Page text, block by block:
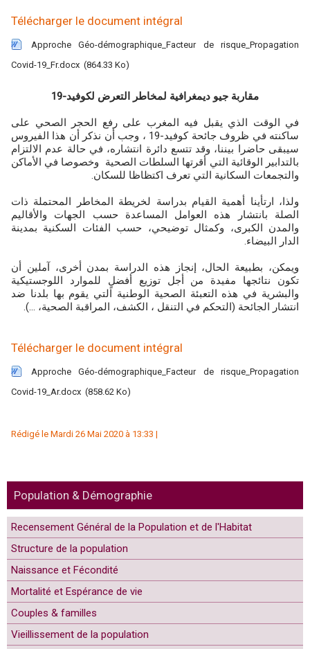
Population & Démographie
Recensement Général de la Population et de l'Habitat
Structure de la population
Naissance et Fécondité
Mortalité et Espérance de vie
Couples & familles
Vieillissement de la population
Télécharger le document intégral
Approche Géo-démographique_Facteur de risque_Propagation
Covid-19_Fr.docx (864.33 Ko)
مقاربة جيو ديمغرافية لمخاطر التعرض لكوفيد-19
في الوقت الذي يقبل فيه المغرب على رفع الحجر الصحي على
ساكنته في ظروف جائحة كوفيد-19 ، وجب أن نذكر أن هذا الفيروس
سيبقى حاضرا بيننا، وقد تتسع دائرة انتشاره، في حالة عدم الالتزام
بالتدابير الوقائية التي أقرتها السلطات الصحية وخصوصا في الأماكن
والتجمعات السكانية التي تعرف اكتظاظا للسكان.
ولذا، ارتأينا أهمية القيام بدراسة لخريطة المخاطر المحتملة ذات
الصلة بانتشار هذه العوامل المساعدة حسب الجهات والأقاليم
والمدن الكبرى، وكمثال توضيحي، حسب الفئات السكنية بمدينة
الدار البيضاء.
ويمكن، بطبيعة الحال، إنجاز هذه الدراسة بمدن أخرى، آملين أن
تكون نتائجها مفيدة من أجل توزيع أفضلٍ للموارد اللوجستيكية
والبشرية في هذه التعبئة الصحية الوطنية التي يقوم بها بلدنا ضد
انتشار الجائحة (التحكم في التنقل ، الكشف، المراقبة الصحية، ...).
Télécharger le document intégral
Approche Géo-démographique_Facteur de risque_Propagation
Covid-19_Ar.docx (858.62 Ko)
Rédigé le Mardi 26 Mai 2020 à 13:33 |